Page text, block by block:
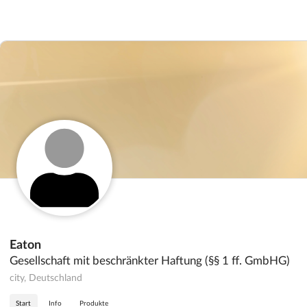
Eaton
Gesellschaft mit beschränkter Haftung (§§ 1 ff. GmbHG)
city, Deutschland
Start Info Produkte